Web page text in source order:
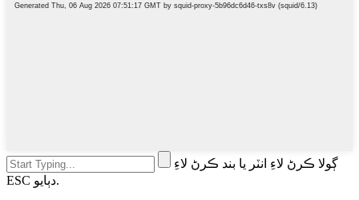
ڳولا ڪرڻ لاءِ انٽر يا بند ڪرڻ لاءِ
ESC دٻايو.